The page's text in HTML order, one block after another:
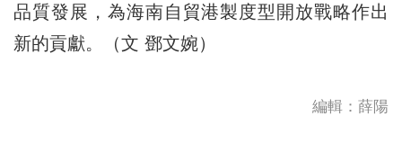
品質發展，為海南自貿港製度型開放戰略作出
新的貢獻。（文 鄧文婉）
編輯：薛陽